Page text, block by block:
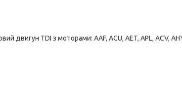
двигун TDI з моторами: AAF, ACU, AET, APL, ACV,